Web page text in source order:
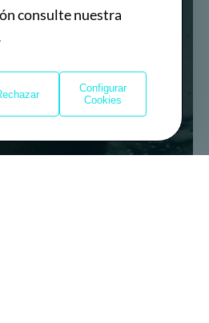
consulte nuestra
Configurar
Cookies